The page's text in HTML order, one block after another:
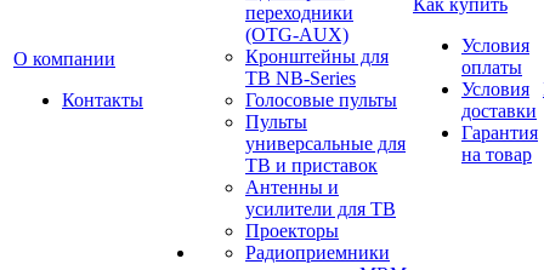
О компании
Контакты
переходники
(OTG-AUX)
Кронштейны для
ТВ NB-Series
Голосовые пульты
Пульты
универсальные для
ТВ и приставок
Антенны и
усилители для ТВ
Проекторы
Радиоприемники
Как купить
Условия
оплаты
Условия
доставки
Гарантия
на товар